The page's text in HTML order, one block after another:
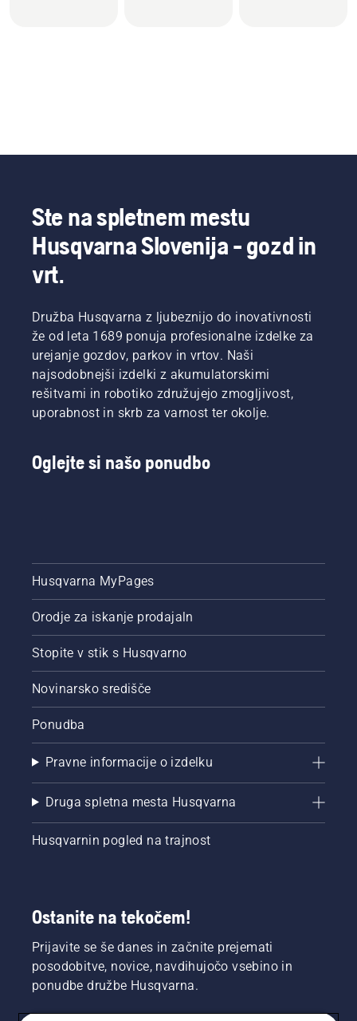
Ste na spletnem mestu
Husqvarna Slovenija - gozd in
vrt.
Družba Husqvarna z ljubeznijo do inovativnosti
že od leta 1689 ponuja profesionalne izdelke za
urejanje gozdov, parkov in vrtov. Naši
najsodobnejši izdelki z akumulatorskimi
rešitvami in robotiko združujejo zmogljivost,
uporabnost in skrb za varnost ter okolje.
Oglejte si našo ponudbo
Husqvarna MyPages
Orodje za iskanje prodajaln
Stopite v stik s Husqvarno
Novinarsko središče
Ponudba
Pravne informacije o izdelku
Druga spletna mesta Husqvarna
Husqvarnin pogled na trajnost
Ostanite na tekočem!
Prijavite se še danes in začnite prejemati
posodobitve, novice, navdihujočo vsebino in
ponudbe družbe Husqvarna.